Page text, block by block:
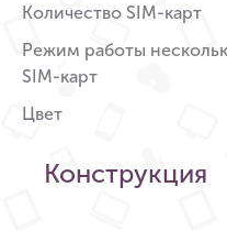
Количество SIM-карт
Режим работы
SIM-карт
Цвет
Конструкция